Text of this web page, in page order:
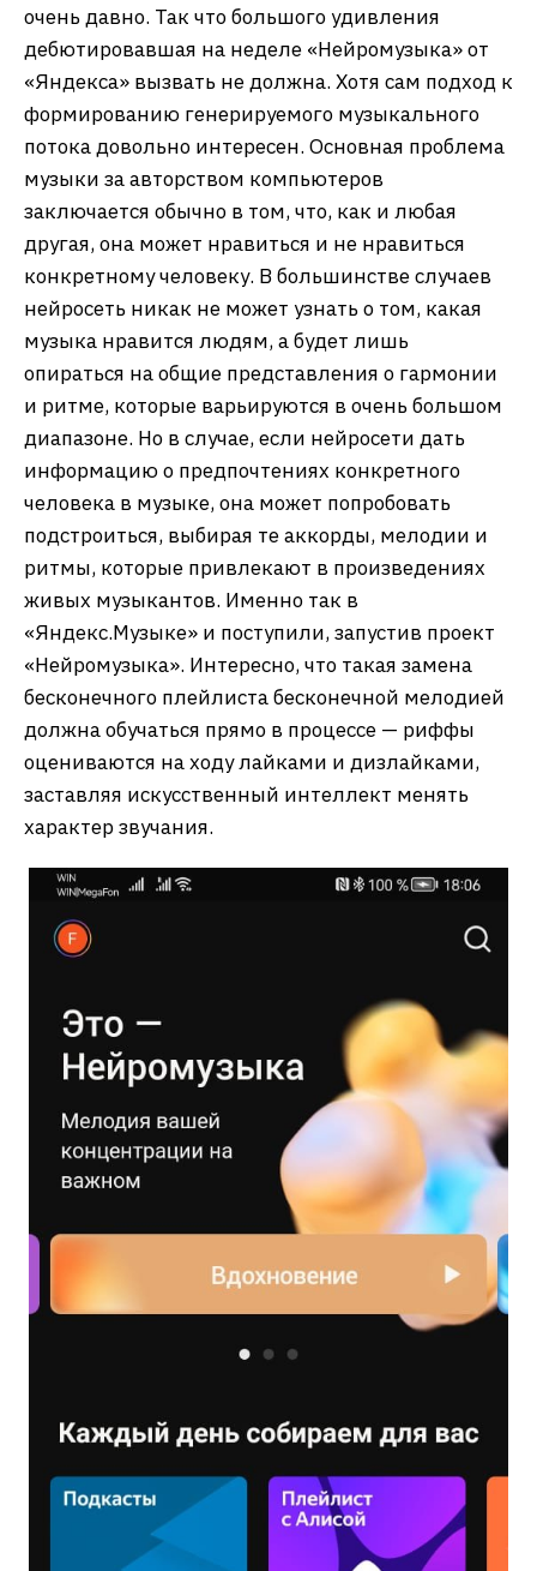
очень давно. Так что большого удивления
дебютировавшая на неделе «Нейромузыка» от
«Яндекса» вызвать не должна. Хотя сам подход к
формированию генерируемого музыкального
потока довольно интересен. Основная проблема
музыки за авторством компьютеров
заключается обычно в том, что, как и любая
другая, она может нравиться и не нравиться
конкретному человеку. В большинстве случаев
нейросеть никак не может узнать о том, какая
музыка нравится людям, а будет лишь
опираться на общие представления о гармонии
и ритме, которые варьируются в очень большом
диапазоне. Но в случае, если нейросети дать
информацию о предпочтениях конкретного
человека в музыке, она может попробовать
подстроиться, выбирая те аккорды, мелодии и
ритмы, которые привлекают в произведениях
живых музыкантов. Именно так в
«Яндекс.Музыке» и поступили, запустив проект
«Нейромузыка». Интересно, что такая замена
бесконечного плейлиста бесконечной мелодией
должна обучаться прямо в процессе — риффы
оцениваются на ходу лайками и дизлайками,
заставляя искусственный интеллект менять
характер звучания.